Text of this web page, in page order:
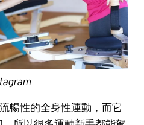
暢性的全身性運動，而它